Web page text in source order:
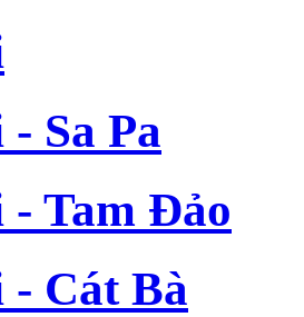
Sa Pa
- Tam Đảo
- Cát Bà